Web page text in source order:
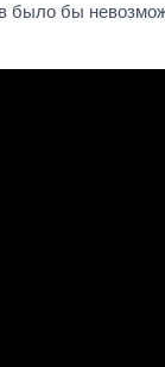
было бы